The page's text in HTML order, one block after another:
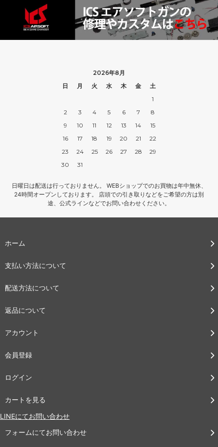
2026年8月
日
月 火 水 木 金
土
1
2
3 4 5 6 7
8
9
10 11 12 13 14
15
16
17 18 19 20 21
22
23
24 25 26 27 28
29
30
31
日曜日は配送は行っておりません。 WEBショップでのお買物は年中無休、
24時間オープンしております。 店頭での引き取りなどをご希望の方は別
途、公式ラインなどでお問い合わせください。
ホーム
支払い方法について
配送方法について
返品について
アカウント
会員登録
ログイン
カートを見る
LINEにてお問い合わせ
フォームにてお問い合わせ